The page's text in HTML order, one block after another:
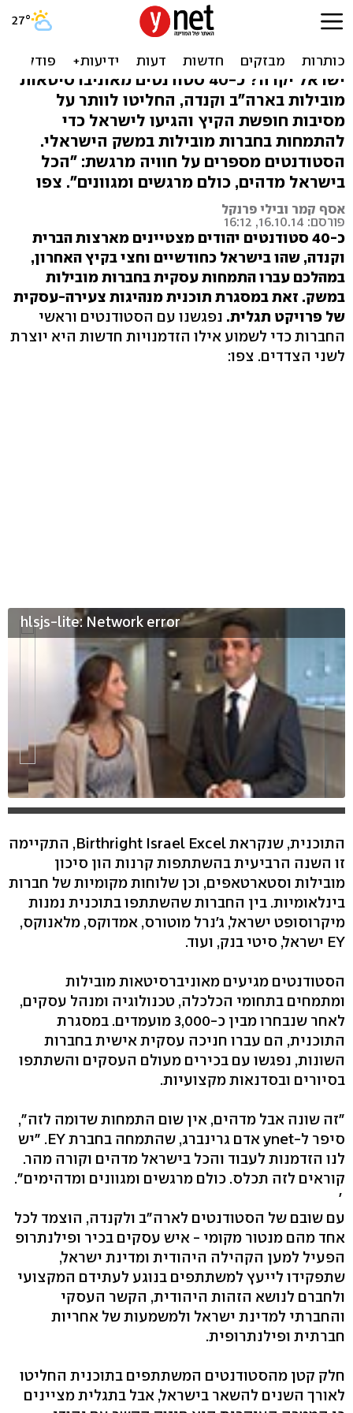
למרות המילקי: סטודנטים
מארה"ב מתמחים בארץ
ישראל יקרה? כ-40 סטודנטים מאוניברסיטאות
מובילות בארה"ב וקנדה, החליטו לוותר על
מסיבות חופשת הקיץ והגיעו לישראל כדי
להתמחות בחברות מובילות במשק הישראלי.
הסטודנטים מספרים על חוויה מרגשת: "הכל
בישראל מדהים, כולם מרגשים ומגוונים". צפו
אסף קמר ובילי פרנקל
פורסם: 16.10.14, 16:12
כ-40 סטודנטים יהודים מצטיינים מארצות הברית
וקנדה, שהו בישראל כחודשיים וחצי בקיץ האחרון,
במהלכם עברו התמחות עסקית בחברות מובילות
במשק. זאת במסגרת תוכנית מנהיגות צעירה-עסקית
של פרויקט תגלית. נפגשנו עם הסטודנטים וראשי
החברות כדי לשמוע אילו הזדמנויות חדשות היא יוצרת
לשני הצדדים. צפו:
hlsjs-lite: Network error
התוכנית, שנקראת Birthright Israel Excel, התקיימה
זו השנה הרביעית בהשתתפות קרנות הון סיכון
מובילות וסטארטאפים, וכן שלוחות מקומיות של חברות
בינלאומיות. בין החברות שהשתתפו בתוכנית נמנות
מיקרוסופט ישראל, ג'נרל מוטורס, אמדוקס, מלאנוקס,
EY ישראל, סיטי בנק, ועוד.
הסטודנטים מגיעים מאוניברסיטאות מובילות
ומתמחים בתחומי הכלכלה, טכנולוגיה ומנהל עסקים,
לאחר שנבחרו מבין כ-3,000 מועמדים. במסגרת
התוכנית, הם עברו חניכה עסקית אישית בחברות
השונות, נפגשו עם בכירים מעולם העסקים והשתתפו
בסיורים ובסדנאות מקצועיות.
"זה שונה אבל מדהים, אין שום התמחות שדומה לזה",
סיפר ל-ynet אדם גרינברג, שהתמחה בחברת EY. "יש
לנו הזדמנות לעבוד והכל בישראל מדהים וקורה מהר.
קוראים לזה תכלס. כולם מרגשים ומגוונים ומדהימים".
'
עם שובם של הסטודנטים לארה"ב ולקנדה, הוצמד לכל
אחד מהם מנטור מקומי - איש עסקים בכיר ופילנתרופ
הפעיל למען הקהילה היהודית ומדינת ישראל,
שתפקידו לייעץ למשתתפים בנוגע לעתידם המקצועי
ולחברם לנושא הזהות היהודית, הקשר העסקי
והחברתי למדינת ישראל ולמשמעות של אחריות
חברתית ופילנתרופית.
חלק קטן מהסטודנטים המשתתפים בתוכנית החליטו
לאורך השנים להשאר בישראל, אבל בתגלית מציינים